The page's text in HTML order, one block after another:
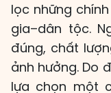
lọc những
gia–dân tộc.
đúng, chất
ảnh hưởng. Do
lựa chọn một